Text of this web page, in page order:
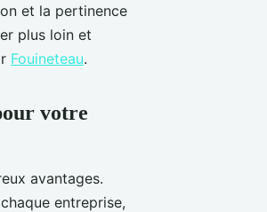
et la pertinence
plus loin et
Fouineteau.
votre
avantages.
entreprise,